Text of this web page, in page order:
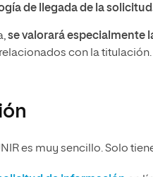
de llegada de la
se valorará especialmente
con la titulación.
es muy sencillo. Solo